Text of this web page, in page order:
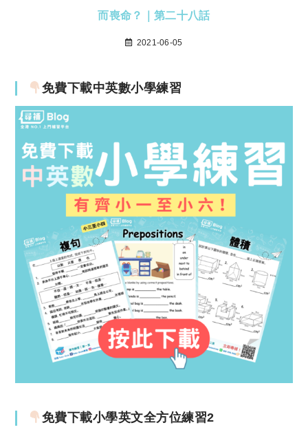
而喪命？｜第二十八話
2021-06-05
免費下載中英數小學練習
免費下載小學英文全方位練習2